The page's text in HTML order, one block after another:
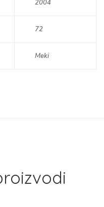
2004
72
Meki